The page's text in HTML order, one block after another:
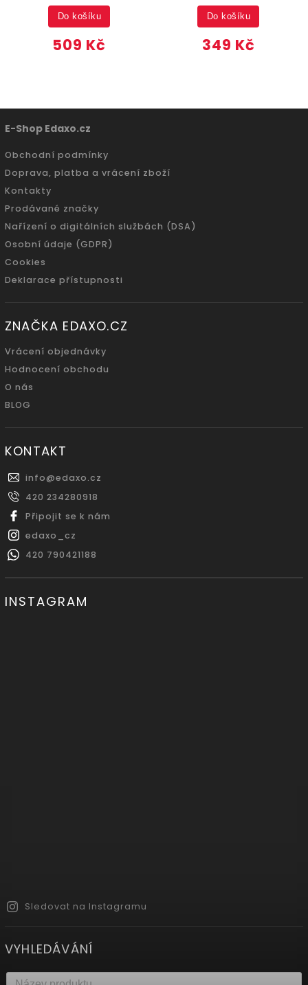
509 Kč
Do košíku
349 Kč
Do košíku
E-Shop Edaxo.cz
Obchodní podmínky
Doprava, platba a vrácení zboží
Kontakty
Prodávané značky
Nařízení o digitálních službách (DSA)
Osobní údaje (GDPR)
Cookies
Deklarace přístupnosti
ZNAČKA EDAXO.CZ
Vrácení objednávky
Hodnocení obchodu
O nás
BLOG
KONTAKT
info@edaxo.cz
420 234280918
Připojit se k nám
edaxo_cz
420 790421188
INSTAGRAM
Sledovat na Instagramu
VYHLEDÁVÁNÍ